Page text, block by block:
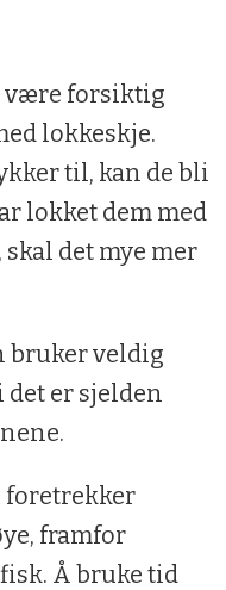
være forsiktig
lokkeskje.
til, kan de bli
lokket dem med
det mye mer
bruker veldig
er sjelden
foretrekker
framfor
Å bruke tid